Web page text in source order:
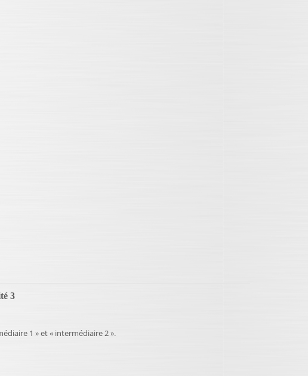
3
1 » et « intermédiaire 2 ».